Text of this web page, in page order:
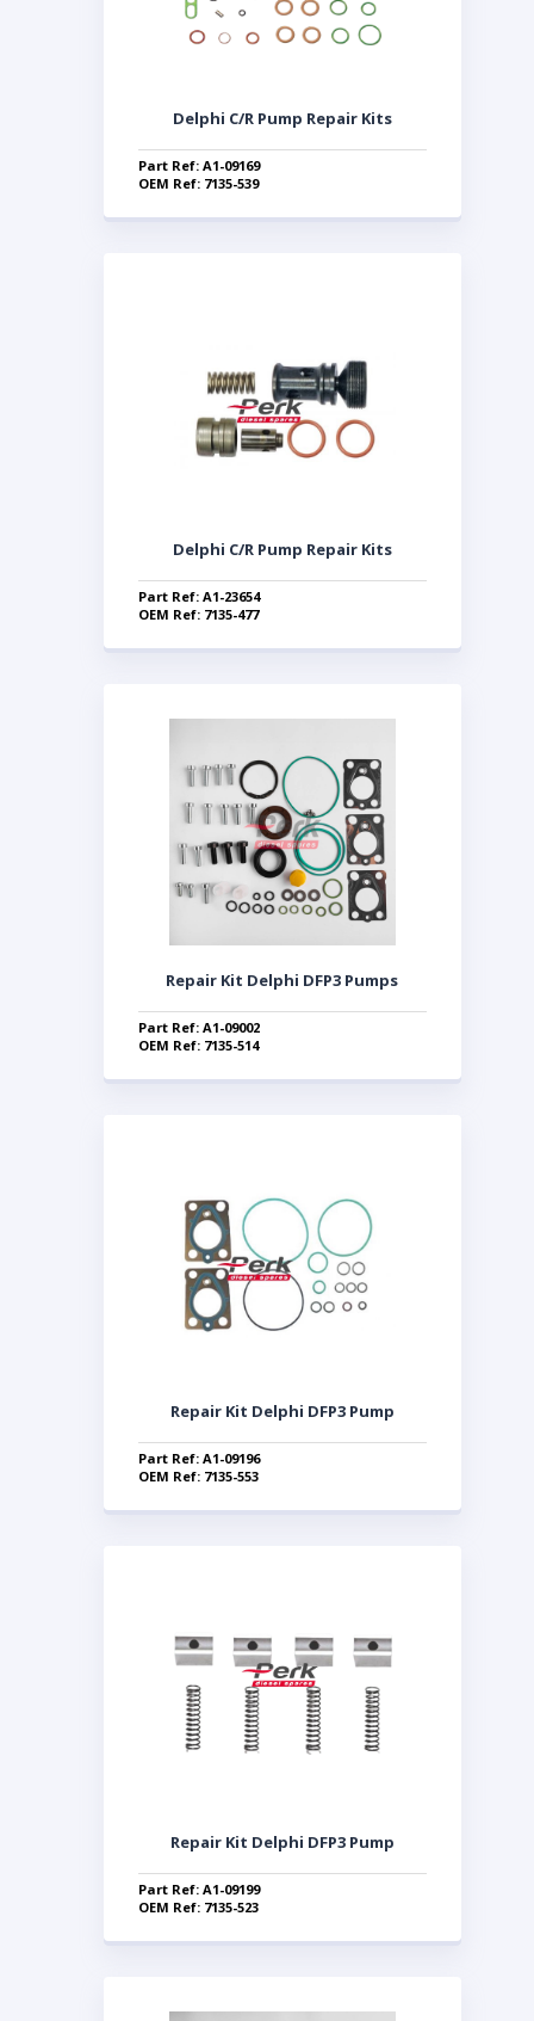
Delphi C/R Pump Repair Kits
Part Ref: A1-09169
OEM Ref: 7135-539
Delphi C/R Pump Repair Kits
Part Ref: A1-23654
OEM Ref: 7135-477
Repair Kit Delphi DFP3 Pumps
Part Ref: A1-09002
OEM Ref: 7135-514
Repair Kit Delphi DFP3 Pump
Part Ref: A1-09196
OEM Ref: 7135-553
Repair Kit Delphi DFP3 Pump
Part Ref: A1-09199
OEM Ref: 7135-523